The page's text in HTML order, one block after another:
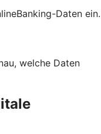
Daten ein.
welche Daten